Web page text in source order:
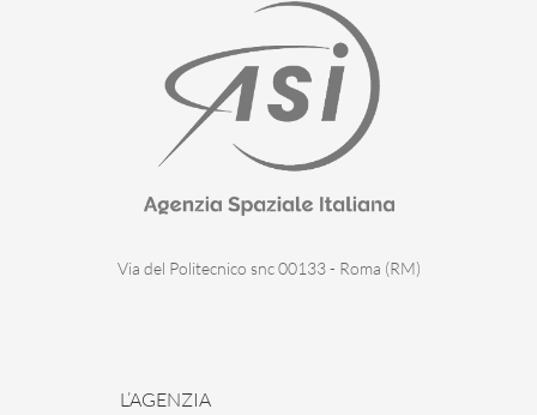
Via del Politecnico snc 00133 - Roma (RM)
L’AGENZIA